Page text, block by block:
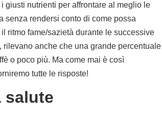
giusti nutrienti per affrontare al meglio le
senza rendersi conto di come possa
ritmo fame/sazietà durante le successive
anche che una grande percentuale
o poco più. Ma come mai è così
tutte le risposte!
salute